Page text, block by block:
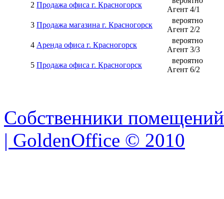
2 Продажа офиса г. Красногорск
Агент 4/1
3 Продажа магазина г. Красногорск
вероятно
Агент 2/2
4 Аренда офиса г. Красногорск
вероятно
Агент 3/3
5 Продажа офиса г. Красногорск
вероятно
Агент 6/2
Собственники
| GoldenOffice © 2010